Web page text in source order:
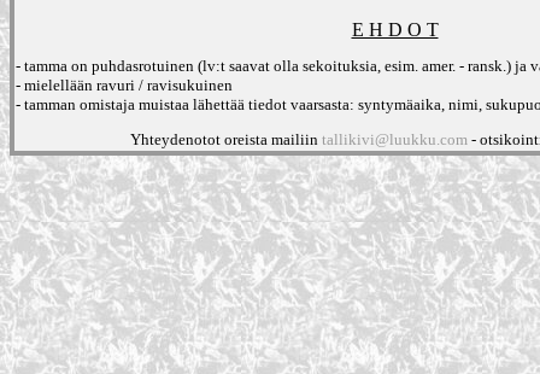
E H D O T
- tamma on puhdasrotuinen (lv:t saavat olla sekoituksia, esim. amer. - ransk.) ja
- mielellään ravuri / ravisukuinen
- tamman omistaja muistaa lähettää tiedot vaarsasta: syntymäaika, nimi,
Yhteydenotot oreista mailiin tallikivi@luukku.com -